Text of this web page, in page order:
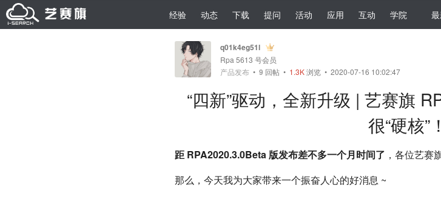
经验 动态 下载 提问 活动 应用 互动 学院
q01k4eg51l
Rpa 5613 号会员
产品发布 • 9 回帖 • 1.3K浏览 • 2020-07-16 10:02:47
“四新”驱动，全新升级 | 艺赛旗
很“硬核”！
距 RPA2020.3.0Beta 版发布差不多一个月时间了 ，各位艺赛
那么，今天我为大家带来一个振奋人心的好消息 ~